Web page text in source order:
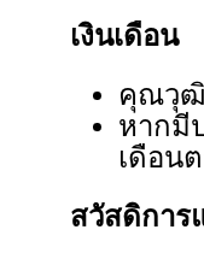
เงินเดือน
คุณวุฒิ
หากมี
เดือน
สวัสดิการ